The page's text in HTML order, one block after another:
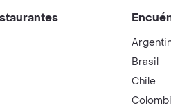
Brasil
Chile